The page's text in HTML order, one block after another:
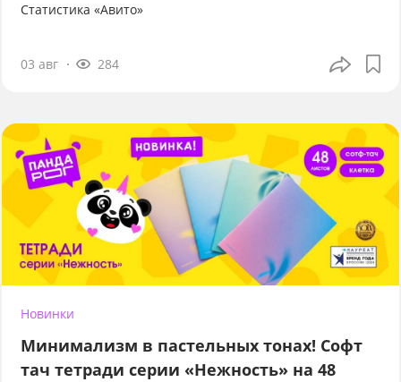
Статистика «Авито»
03 авг 284
Новинки
Минимализм в пастельных тонах! Софт
тач тетради серии «Нежность» на 48